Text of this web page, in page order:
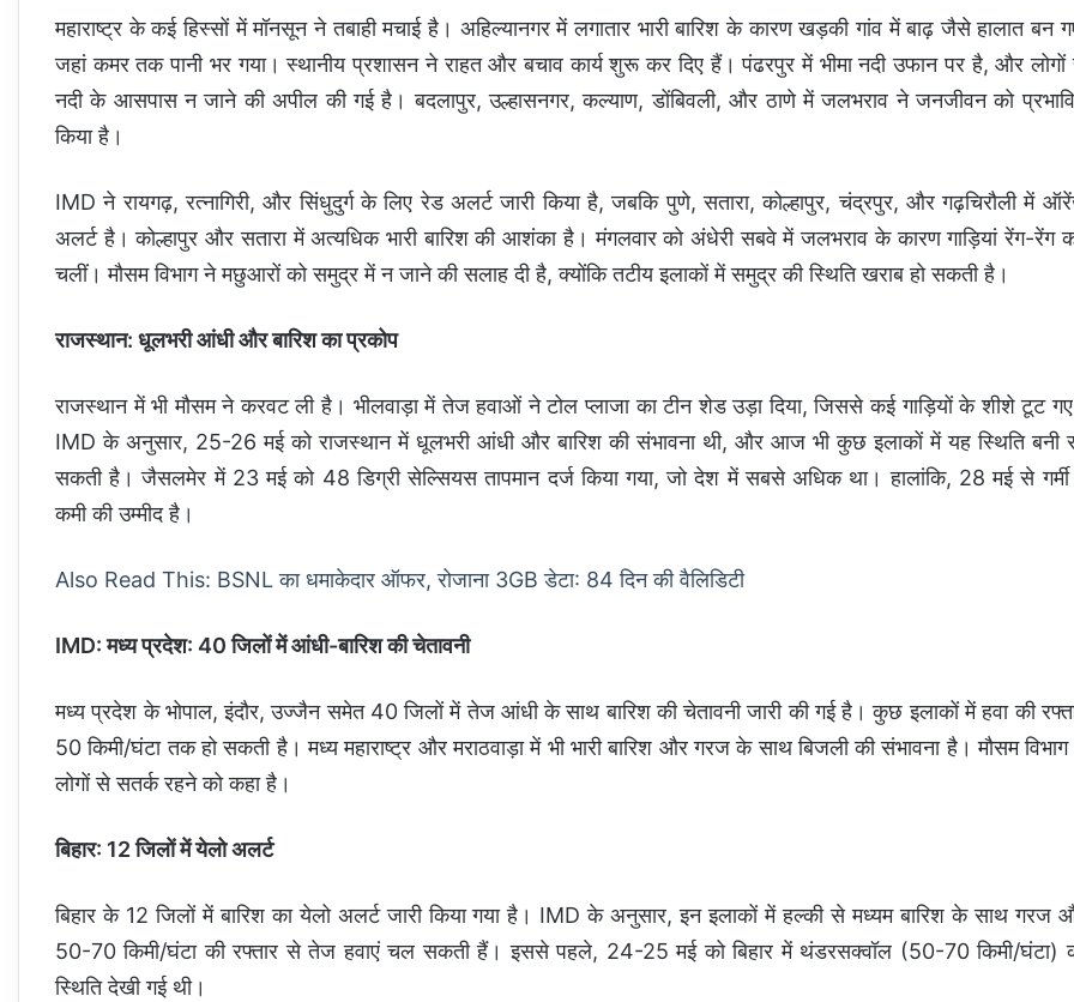
महाराष्ट्र के कई हिस्सों में मॉनसून ने तबाही मचाई है। अहिल्यानगर में लगातार भारी बारिश के कारण खड़की गांव में बाढ़ जैसे हालात बन
जहां कमर तक पानी भर गया। स्थानीय प्रशासन ने राहत और बचाव कार्य शुरू कर दिए हैं। पंढरपुर में भीमा नदी उफान पर है, और
नदी के आसपास न जाने की अपील की गई है। बदलापुर, उल्हासनगर, कल्याण, डोंबिवली, और ठाणे में जलभराव ने जनजीवन को
किया है।
IMD ने रायगढ़, रत्नागिरी, और सिंधुदुर्ग के लिए रेड अलर्ट जारी किया है, जबकि पुणे, सतारा, कोल्हापुर, चंद्रपुर, और गढ़चिरौली में
अलर्ट है। कोल्हापुर और सतारा में अत्यधिक भारी बारिश की आशंका है। मंगलवार को अंधेरी सबवे में जलभराव के कारण गाड़ियां रेंग-रेंग
चलीं। मौसम विभाग ने मछुआरों को समुद्र में न जाने की सलाह दी है, क्योंकि तटीय इलाकों में समुद्र की स्थिति खराब हो सकती है।
राजस्थान: धूलभरी आंधी और बारिश का प्रकोप
राजस्थान में भी मौसम ने करवट ली है। भीलवाड़ा में तेज हवाओं ने टोल प्लाजा का टीन शेड उड़ा दिया, जिससे कई गाड़ियों के शीशे टूट
IMD के अनुसार, 25-26 मई को राजस्थान में धूलभरी आंधी और बारिश की संभावना थी, और आज भी कुछ इलाकों में यह स्थिति बनी
सकती है। जैसलमेर में 23 मई को 48 डिग्री सेल्सियस तापमान दर्ज किया गया, जो देश में सबसे अधिक था। हालांकि, 28 मई से
कमी की उम्मीद है।
Also Read This: BSNL का धमाकेदार ऑफर, रोजाना 3GB डेटा: 84 दिन की वैलिडिटी
IMD: मध्य प्रदेश: 40 जिलों में आंधी-बारिश की चेतावनी
मध्य प्रदेश के भोपाल, इंदौर, उज्जैन समेत 40 जिलों में तेज आंधी के साथ बारिश की चेतावनी जारी की गई है। कुछ इलाकों में हवा की
50 किमी/घंटा तक हो सकती है। मध्य महाराष्ट्र और मराठवाड़ा में भी भारी बारिश और गरज के साथ बिजली की संभावना है। मौसम
लोगों से सतर्क रहने को कहा है।
बिहार: 12 जिलों में येलो अलर्ट
बिहार के 12 जिलों में बारिश का येलो अलर्ट जारी किया गया है। IMD के अनुसार, इन इलाकों में हल्की से मध्यम बारिश के साथ गरज
50-70 किमी/घंटा की रफ्तार से तेज हवाएं चल सकती हैं। इससे पहले, 24-25 मई को बिहार में थंडरसक्वॉल (50-70 किमी/घंटा)
स्थिति देखी गई थी।